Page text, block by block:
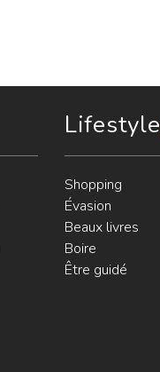
Lifestyle
Shopping
Évasion
Beaux livres
Boire
Être guidé